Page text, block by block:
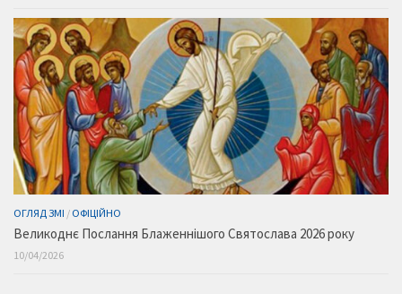
ОГЛЯД ЗМІ / ОФІЦІЙНО
Великоднє Послання Блаженнішого Святослава 2026 року
10/04/2026